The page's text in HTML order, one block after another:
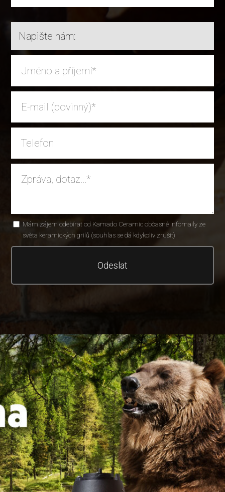
Napište nám:
Mám zájem odebírat od Kamado Ceramic občasné infomaily ze
světa keramických grilů (souhlas se dá kdykoliv zrušit)
Odeslat